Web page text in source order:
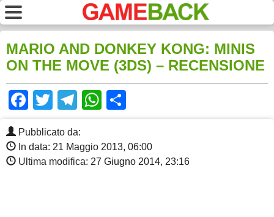
MARIO AND DONKEY KONG: MINIS
ON THE MOVE (3DS) – RECENSIONE
Facebook
TwitterTelegram
WhatsApp
Pubblicato da:
In data: 21 Maggio 2013, 06:00
Ultima modifica: 27 Giugno 2014, 23:16